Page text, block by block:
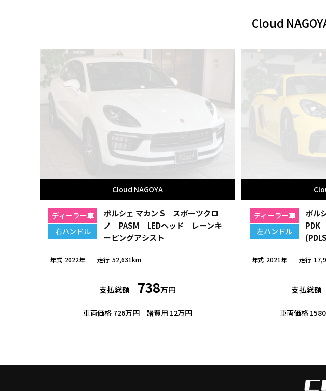
Cloud
Cloud NAGOYA
ディーラー車
右ハンドル
ポルシェ マカン S スポーツクロ
ノ PASM LEDヘッド レーンキ
ーピングアシスト
年式 2022年 走行 52,631km
支払総額 738万円
車両価格 726万円 諸費用 12万円
ディーラー車
左ハンドル
ポル
PDK
年式 2021年 走行
支払総額
車両価格